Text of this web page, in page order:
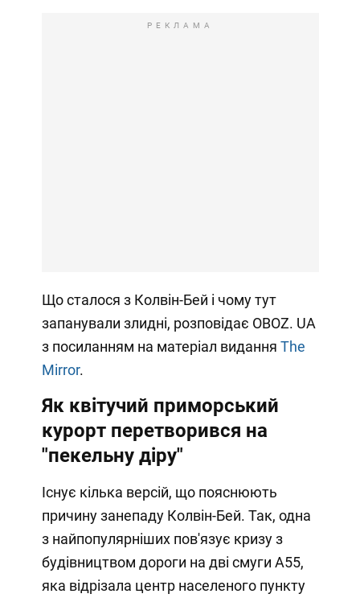
РЕКЛАМА
Що сталося з Колвін-Бей і чому тут
запанували злидні, розповідає OBOZ. UA
з посиланням на матеріал видання The
Mirror.
Як квітучий приморський
курорт перетворився на
"пекельну діру"
Існує кілька версій, що пояснюють
причину занепаду Колвін-Бей. Так, одна
з найпопулярніших пов'язує кризу з
будівництвом дороги на дві смуги А55,
яка відрізала центр населеного пункту